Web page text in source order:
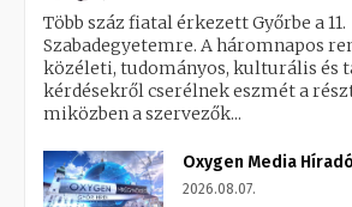
Több száz fiatal érkezett Győrbe a 11.
Szabadegyetemre. A háromnapos
közéleti, tudományos, kulturális és
kérdésekről cserélnek eszmét a
miközben a szervezők...
Oxygen Media
2026.08.07.